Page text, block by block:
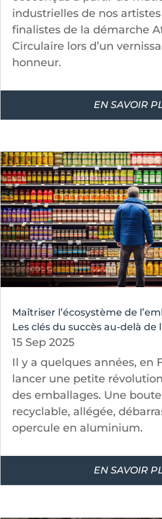
industrielles de nos
finalistes de la démarche
Circulaire lors d’un
honneur.
EN SAVOIR
Maîtriser l’écosystème de
Les clés du succès au-delà de
15 Sep 2025
Il y a quelques années, en
lancer une petite
des emballages. Une
recyclable, allégée,
opercule en aluminium.
EN SAVOIR